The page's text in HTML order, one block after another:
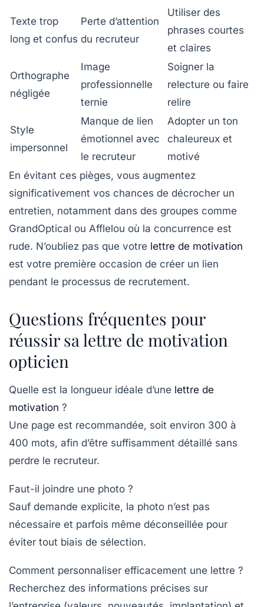
Texte trop
long et confus
Perte d’attention
du recruteur
Utiliser des
phrases courtes
et claires
Orthographe
négligée
Image
professionnelle
ternie
Soigner la
relecture ou faire
relire
Style
impersonnel
Manque de lien
émotionnel avec
le recruteur
Adopter un ton
chaleureux et
motivé
En évitant ces pièges, vous augmentez
significativement vos chances de décrocher un
entretien, notamment dans des groupes comme
GrandOptical ou Afflelou où la concurrence est
rude. N’oubliez pas que votre lettre de motivation
est votre première occasion de créer un lien
pendant le processus de recrutement.
Questions fréquentes pour
réussir sa lettre de motivation
opticien
Quelle est la longueur idéale d’une lettre de
motivation ?
Une page est recommandée, soit environ 300 à
400 mots, afin d’être suffisamment détaillé sans
perdre le recruteur.
Faut-il joindre une photo ?
Sauf demande explicite, la photo n’est pas
nécessaire et parfois même déconseillée pour
éviter tout biais de sélection.
Comment personnaliser efficacement une lettre ?
Recherchez des informations précises sur